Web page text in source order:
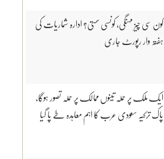
کون سی چیز مہنگی، کونسی سستی؟ ادارہ شماریات کی
ہفتہ وار رپورٹ جاری
ایک ملک پر حملہ تینوں ممالک پر حملہ تصور ہوگا،
پاک ترکیہ سعودی عرب کا اہم معاہدہ طے پا گیا